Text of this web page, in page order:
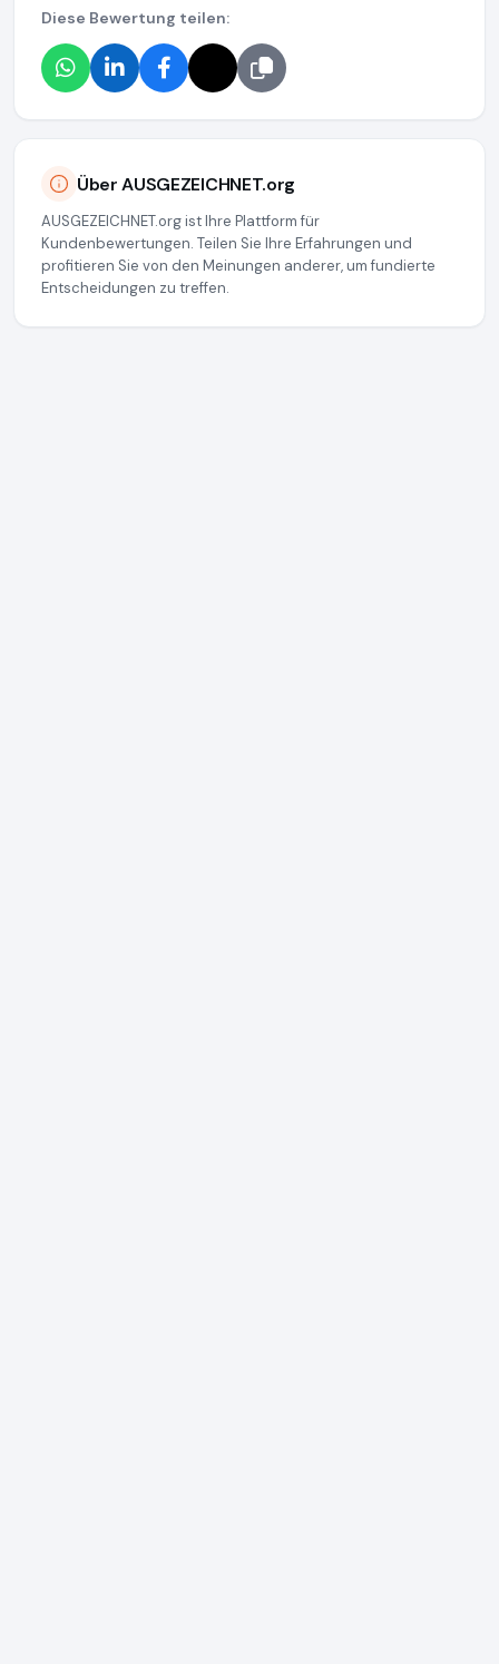
Diese Bewertung teilen:
Über AUSGEZEICHNET.org
AUSGEZEICHNET.org ist Ihre Plattform für
Kundenbewertungen. Teilen Sie Ihre Erfahrungen und
profitieren Sie von den Meinungen anderer, um fundierte
Entscheidungen zu treffen.